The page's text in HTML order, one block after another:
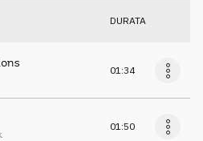
DURATA
01:34
01:50